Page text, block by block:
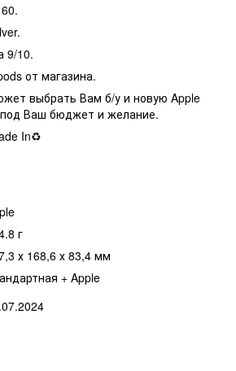
9/10.
от магазина.
выбрать Вам б/у и новую Apple
под Ваш бюджет и желание.
In♻️
г
х 168,6 х 83,4 мм
+ Apple